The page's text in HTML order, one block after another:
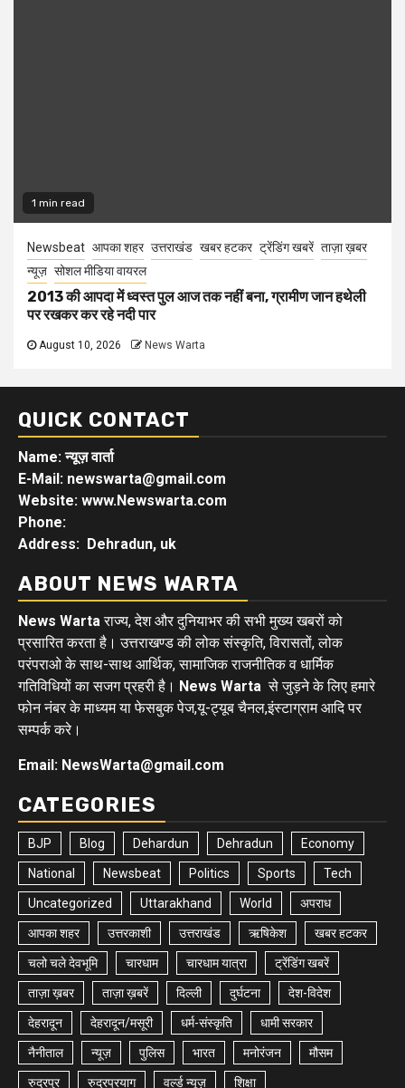
1 min read
Newsbeat आपका शहर उत्तराखंड खबर हटकर ट्रेंडिंग खबरें ताज़ा ख़बर
न्यूज़ सोशल मीडिया वायरल
2013 की आपदा में ध्वस्त पुल आज तक नहीं बना, ग्रामीण जान हथेली
पर रखकर कर रहे नदी पार
August 10, 2026 News Warta
QUICK CONTACT
Name: न्यूज़ वार्ता
E-Mail: newswarta@gmail.com
Website: www.Newswarta.com
Phone:
Address: Dehradun, uk
ABOUT NEWS WARTA
News Wartaराज्य, देश और दुनियाभर की सभी मुख्य खबरों को
प्रसारित करता है। उत्तराखण्ड की लोक संस्कृति, विरासतों, लोक
परंपराओ के साथ-साथ आर्थिक, सामाजिक राजनीतिक व धार्मिक
गतिविधियों का सजग प्रहरी है। News Warta से जुड़ने के लिए हमारे
फोन नंबर के माध्यम या फेसबुक पेज,यू-ट्यूब चैनल,इंस्टाग्राम आदि पर
सम्पर्क करे।
Email: NewsWarta@gmail.com
CATEGORIES
BJP Blog Dehardun Dehradun Economy
National Newsbeat Politics Sports Tech
Uncategorized Uttarakhand World अपराध
आपका शहर उत्तरकाशी उत्तराखंड ऋषिकेश खबर हटकर
चलो चले देवभूमि चारधाम चारधाम यात्रा ट्रेंडिंग खबरें
ताज़ा ख़बर ताज़ा ख़बरें दिल्ली दुर्घटना देश-विदेश
देहरादून देहरादून/मसूरी धर्म-संस्कृति धामी सरकार
नैनीताल न्यूज़ पुलिस भारत मनोरंजन मौसम
रुद्रपुर रुद्रप्रयाग वर्ल्ड न्यूज़ शिक्षा